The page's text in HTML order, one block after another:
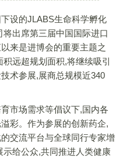
设的JLABS生命科学孵化
出席第三届中国国际进口
来是进博会的重要主题之
远超规划面积,将继续吸引
术参展,展商总规模近340
场需求等倡议下,国内各
彩。作为参展的创新药企,
交流平台与全球同行专家增
给公众,共同推进人类健康